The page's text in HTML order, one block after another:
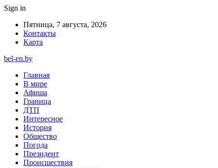
Sign in
Пятница, 7 августа, 2026
Контакты
Карта
bel-en.by
Главная
В мире
Афиша
Граница
ДТП
Интересное
История
Общество
Погода
Президент
Происшествия